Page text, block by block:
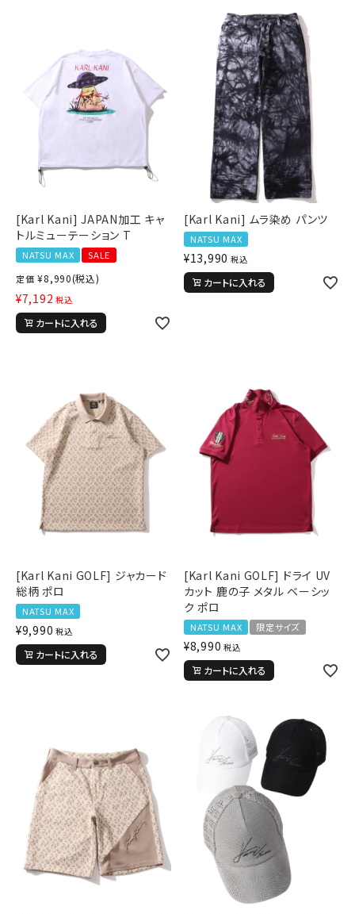
[Karl Kani] JAPAN加工 キャ
トルミューテーション T
NATSU MAX
SALE
定価 ¥8,990(税込)
¥7,192 税込
カートに入れる
[Karl Kani] ムラ染め パンツ
NATSU MAX
¥13,990 税込
カートに入れる
[Karl Kani GOLF] ジャカード
総柄 ポロ
NATSU MAX
¥9,990 税込
カートに入れる
[Karl Kani GOLF] ドライ UV
カット 鹿の子 メタル ベーシッ
ク ポロ
NATSU MAX 限定サイズ
¥8,990 税込
カートに入れる